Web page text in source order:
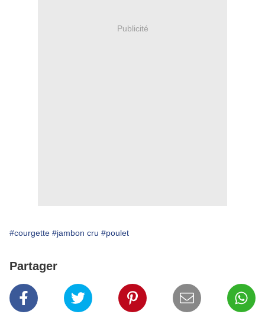
Publicité
#courgette #jambon cru #poulet
Partager